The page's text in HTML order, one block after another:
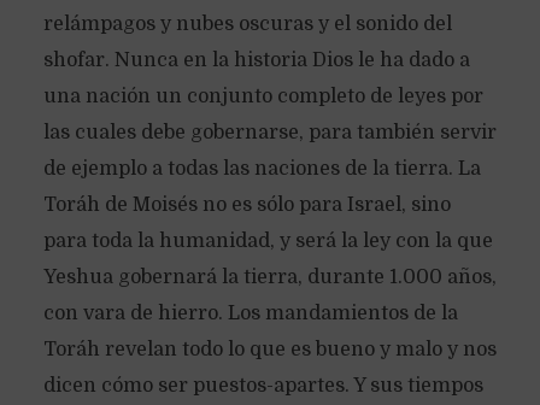
relámpagos y nubes oscuras y el sonido del
shofar. Nunca en la historia Dios le ha dado a
una nación un conjunto completo de leyes por
las cuales debe gobernarse, para también servir
de ejemplo a todas las naciones de la tierra. La
Toráh de Moisés no es sólo para Israel, sino
para toda la humanidad, y será la ley con la que
Yeshua gobernará la tierra, durante 1.000 años,
con vara de hierro. Los mandamientos de la
Toráh revelan todo lo que es bueno y malo y nos
dicen cómo ser puestos-apartes. Y sus tiempos